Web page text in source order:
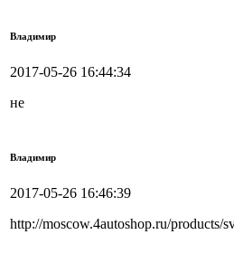
Владимир
2017-05-26 16:44:34
не
Владимир
2017-05-26 16:46:39
http://moscow.4autoshop.ru/products/